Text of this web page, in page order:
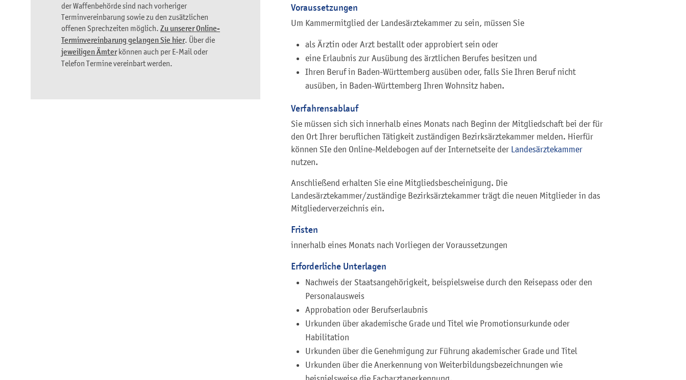
der Waffenbehörde sind nach vorheriger
Terminvereinbarung sowie zu den zusätzlichen
offenen Sprechzeiten möglich. Zu unserer Online-
Terminvereinbarung gelangen Sie hier. Über die
jeweiligen Ämterkönnen auch per E-Mail oder
Telefon Termine vereinbart werden.
Voraussetzungen
Um Kammermitglied der Landesärztekammer zu sein, müssen Sie
als Ärztin oder Arzt bestallt oder approbiert sein oder
eine Erlaubnis zur Ausübung des ärztlichen Berufes besitzen und
Ihren Beruf in Baden-Württemberg ausüben oder, falls Sie Ihren Beruf nicht
ausüben, in Baden-Württemberg Ihren Wohnsitz haben.
Verfahrensablauf
Sie müssen sich sich innerhalb eines Monats nach Beginn der Mitgliedschaft bei der für
den Ort Ihrer beruflichen Tätigkeit zuständigen Bezirksärztekammer melden. Hierfür
können SIe den Online-Meldebogen auf der Internetseite der Landesärztekammer
nutzen.
Anschließend erhalten Sie eine Mitgliedsbescheinigung. Die
Landesärztekammer/zuständige Bezirksärztekammer trägt die neuen Mitglieder in das
Mitgliederverzeichnis ein.
Fristen
innerhalb eines Monats nach Vorliegen der Voraussetzungen
Erforderliche Unterlagen
Nachweis der Staatsangehörigkeit, beispielsweise durch den Reisepass oder den
Personalausweis
Approbation oder Berufserlaubnis
Urkunden über akademische Grade und Titel wie Promotionsurkunde oder
Habilitation
Urkunden über die Genehmigung zur Führung akademischer Grade und Titel
Urkunden über die Anerkennung von Weiterbildungsbezeichnungen wie